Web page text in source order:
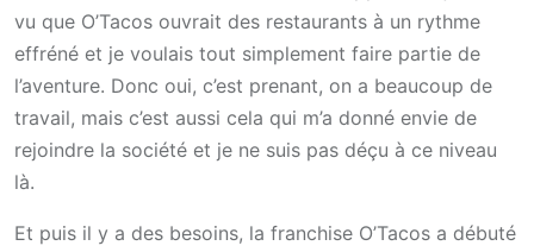
vu que O’Tacos ouvrait des restaurants à un rythme
effréné et je voulais tout simplement faire partie de
l’aventure. Donc oui, c’est prenant, on a beaucoup de
travail, mais c’est aussi cela qui m’a donné envie de
rejoindre la société et je ne suis pas déçu à ce niveau
là.
Et puis il y a des besoins, la franchise O’Tacos a débuté